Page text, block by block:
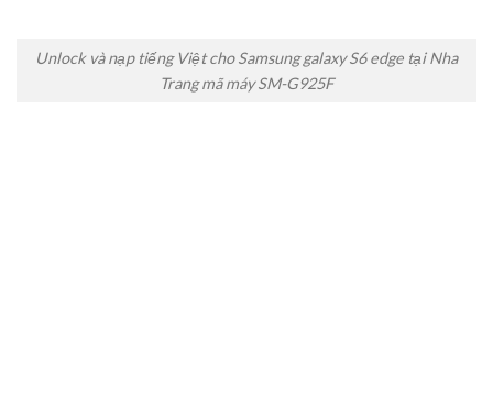
Unlock và nạp tiếng Việt cho Samsung galaxy S6 edge tại Nha
Trang mã máy SM-G925F